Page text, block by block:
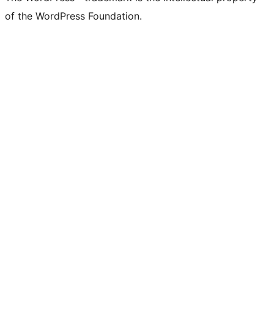
of the WordPress Foundation.